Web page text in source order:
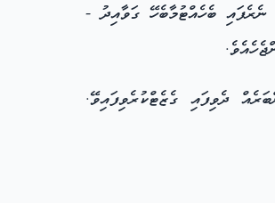
ނެރެފައި ބެހެއްޓުމާބެހޭ ގަވާއިދު -
ދެވިފައި ގެޒެޓްކުރެވިފައިވޭ.